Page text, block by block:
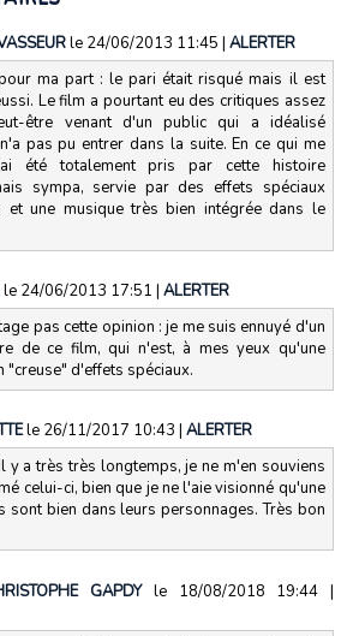
le 24/06/2013 11:45 | ALERTER
ma part : le pari était risqué mais il est
Le film a pourtant eu des critiques assez
être venant d'un public qui a idéalisé
pas pu entrer dans la suite. En ce qui me
été totalement pris par cette histoire
sympa, servie par des effets spéciaux
et une musique très bien intégrée dans le
le 24/06/2013 17:51 | ALERTER
pas cette opinion : je me suis ennuyé d'un
de ce film, qui n'est, à mes yeux qu'une
"creuse" d'effets spéciaux.
le 26/11/2017 10:43 | ALERTER
y a très très longtemps, je ne m'en souviens
celui-ci, bien que je ne l'aie visionné qu'une
sont bien dans leurs personnages. Très bon
GAPDY le 18/08/2018 19:44 |